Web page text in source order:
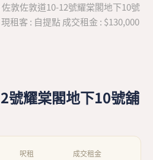
敦佐敦道10-12號耀棠閣地下10號
租客 : 自提點 成交租金 : $130,000
號耀棠閣地下10號舖
呎租 成交租金